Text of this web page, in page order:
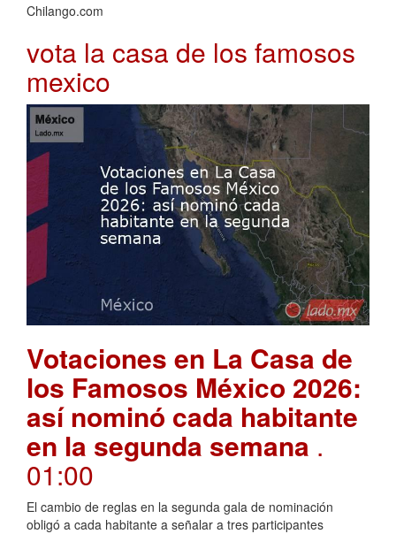
Chilango.com
vota la casa de los famosos
mexico
Votaciones en La Casa de
los Famosos México 2026:
así nominó cada habitante
en la segunda semana .
01:00
El cambio de reglas en la segunda gala de nominación
obligó a cada habitante a señalar a tres participantes